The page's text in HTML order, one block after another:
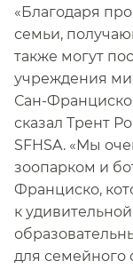
«Благодаря
семьи,
также могут
учреждения
Сан-
сказал Трент
SFHSA. «Мы
зоопарком и
Франциско,
к
для семейного